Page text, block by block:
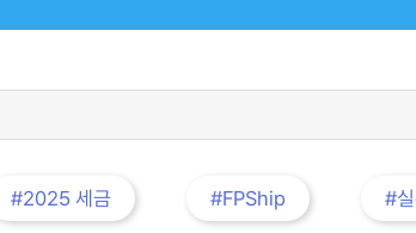
#2025 세금 #FPShip #